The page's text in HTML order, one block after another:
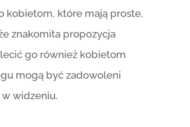
kobietom, które mają proste,
znakomita propozycja
go również kobietom
mogą być zadowoleni
w widzeniu.